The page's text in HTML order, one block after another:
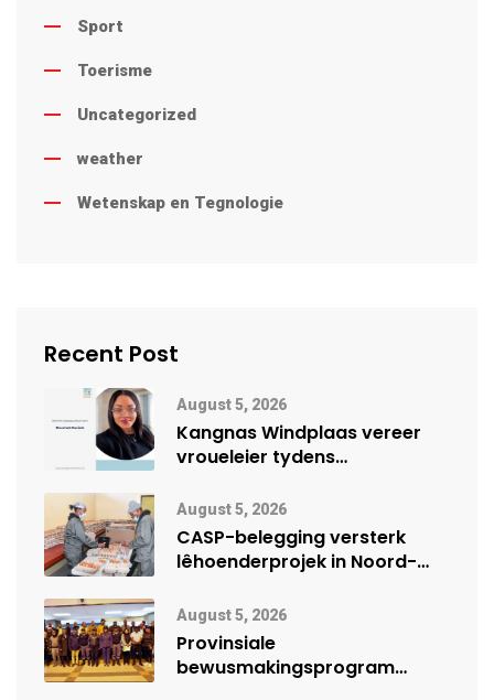
Sport
Toerisme
Uncategorized
weather
Wetenskap en Tegnologie
Recent Post
August 5, 2026
Kangnas Windplaas vereer
vroueleier tydens
August 5, 2026
CASP-belegging versterk
lêhoenderprojek in Noord-
August 5, 2026
Provinsiale
bewusmakingsprogram